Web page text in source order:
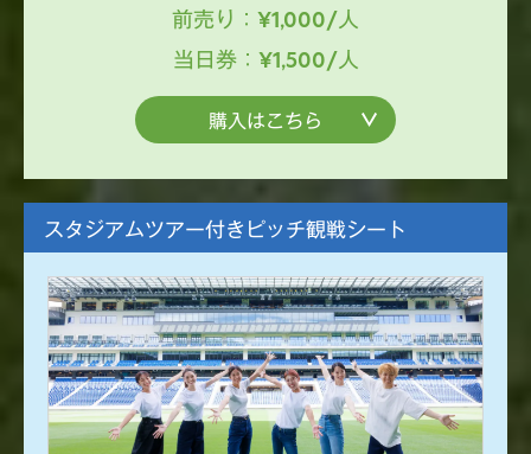
前売り：¥1,000/人
当日券：¥1,500/人
購入はこちら
スタジアムツアー付きピッチ観戦シート